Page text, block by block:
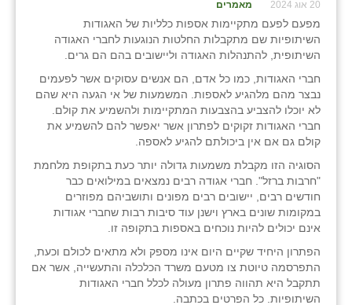
20 אוג 2024 מאמרים
מפעם לפעם מתקיימות אספות כלליות של האגודות
השיתופיות שם מתקבלות החלטות הנוגעות לחברי האגודה
השיתופית, להתנהלות האגודה וליישובים בהם הם גרים.
חברי האגודות, כמו כל אדם, הם אנשים עסוקים אשר לפעמים
נבצר מהם מלהגיע לאספות. המשמעות של אי הגעה היא שהם
לא יוכלו להצביע בהצבעות המתקיימות ולהשמיע את קולם.
חברי האגודות זקוקים לפתרון אשר יאפשר להם להשמיע את
קולם גם אם אין ביכולתם להגיע לאספה.
הסוגיה הזו מקבלת משמעות גדולה יותר כעת בתקופת מלחמת
"חרבות ברזל". חברי אגודה רבים נמצאים במילואים כבר
חודשים רבים, יישובים רבים מפונים ותושביהם מפוזרים
במקומות שונים בארץ וישנן עוד סיבות רבות שחברי אגודות
אינם יכולים להיות נוכחים באספות בתקופה זו.
הפתרון היחיד שקיים היום אינו מספק ולא מתאים לכולם וכעת,
התפרסמה טיוטת צו מטעם משרד הכלכלה והתעשייה, אשר אם
תתקבל היא תהווה פתרון מעולה לכלל חברי האגודות
השיתופיות. כל הפרטים בכתבה.